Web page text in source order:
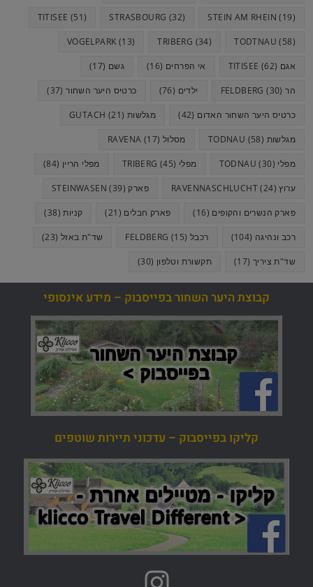
STEIN AM RHEIN (19)
STRASBOURG (32)
TITISEE (51)
TODTNAU (58)
TRIBERG (34)
VOGELPARK (13)
אגם TITISEE (62) אי הפרחים (16) גשם (17)
הר FELDBERG (30) ילדים (76) כרטיס היער השחור(37)
כרטיס היער השחור האדום (42) מגלשות GUTACH (21)
מגלשות TODNAU (58) מסלול RAVENA (17)
מפלי TODNAU (30) מפלי TRIBERG (45) מפלי הריין (84)
ערוץ RAVENNASCHLUCHT (24) פארק STEINWASEN (39)
פארק הנשרים והקופים (16) פארק חבלים (21) קניות(38)
רכב ונהיגה (104) רכבל FELDBERG (15) שד"ת באזל (23)
שד"ת ציריך (17) תקשורת וטלפון (30)
קבוצת היער השחור בפייסבוק – מידע אינסופי
קליקו בפייסבוק – עדכוני תיירות שוטפים